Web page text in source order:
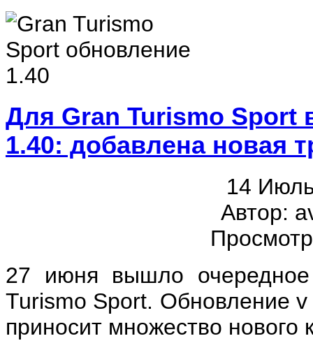
Для Gran Turismo
1.40: добавлена новая
14
Автор:
27 июня вышло
Turismo Sport. Обновление
приносит множество нового